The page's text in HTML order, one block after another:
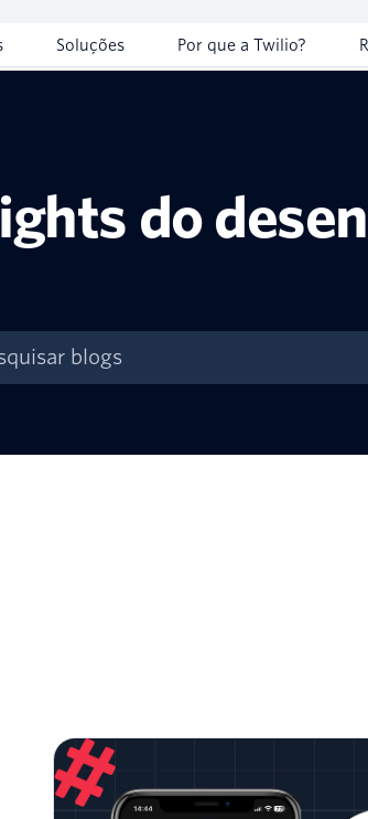
Soluções Por que a Twilio?
do